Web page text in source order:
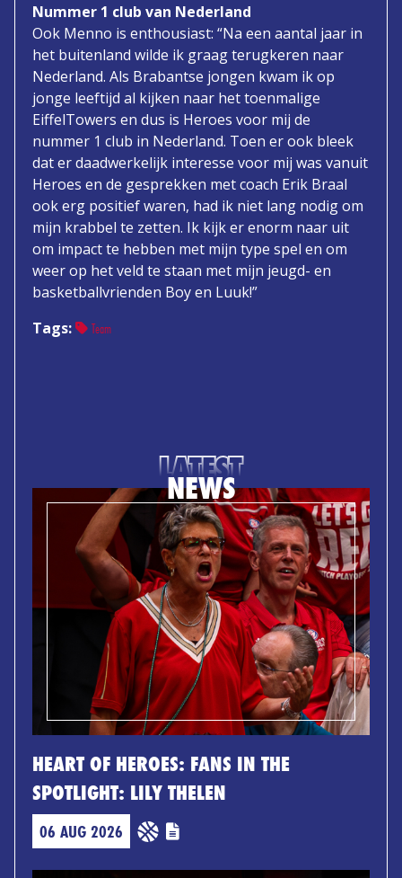
Nummer 1 club van Nederland
Ook Menno is enthousiast: “Na een aantal jaar in
het buitenland wilde ik graag terugkeren naar
Nederland. Als Brabantse jongen kwam ik op
jonge leeftijd al kijken naar het toenmalige
EiffelTowers en dus is Heroes voor mij de
nummer 1 club in Nederland. Toen er ook bleek
dat er daadwerkelijk interesse voor mij was vanuit
Heroes en de gesprekken met coach Erik Braal
ook erg positief waren, had ik niet lang nodig om
mijn krabbel te zetten. Ik kijk er enorm naar uit
om impact te hebben met mijn type spel en om
weer op het veld te staan met mijn jeugd- en
basketballvrienden Boy en Luuk!”
Tags:
Team
LATEST
NEWS
HEART OF HEROES: FANS IN THE
SPOTLIGHT: LILY THELEN
06 AUG 2026